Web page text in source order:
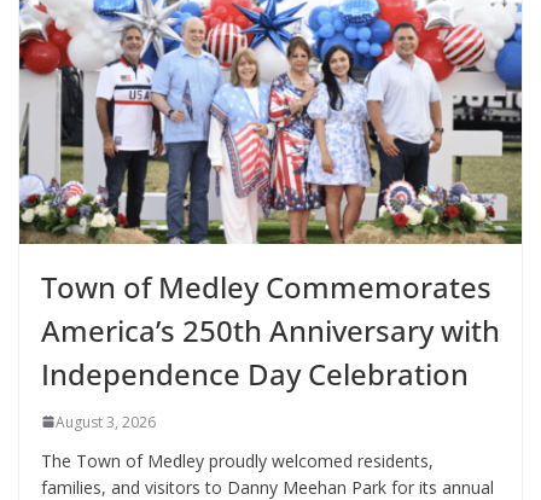
Town of Medley Commemorates
America’s 250th Anniversary with
Independence Day Celebration
August 3, 2026
The Town of Medley proudly welcomed residents,
families, and visitors to Danny Meehan Park for its annual